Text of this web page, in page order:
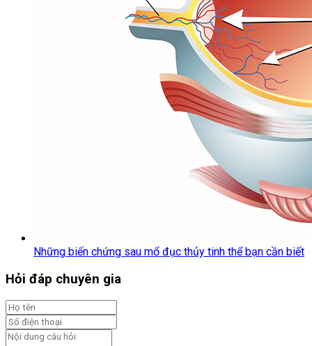
Những biến chứng sau mổ đục thủy tinh thể bạn cần biết
Hỏi đáp chuyên gia